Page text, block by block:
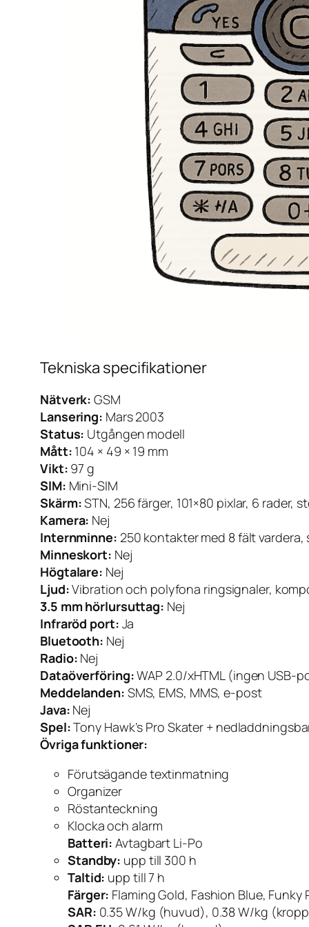
Tekniska specifikationer
Nätverk: GSM
Lansering: Mars 2003
Status: Utgången modell
Mått: 104 × 49 × 19 mm
Vikt: 97 g
SIM: Mini-SIM
Skärm:STN, 256 färger, 101×80 pixlar, 6 rader,
Kamera: Nej
Internminne: 250 kontakter med 8 fält
Minneskort: Nej
Högtalare: Nej
Ljud:Vibration och polyfona ringsignaler,
3.5 mm hörlursuttag: Nej
Infraröd port: Ja
Bluetooth: Nej
Radio: Nej
Dataöverföring:WAP 2.0/xHTML (ingen USB-
Meddelanden: SMS, EMS, MMS, e-post
Java: Nej
Spel:Tony Hawk’s Pro Skater +
Övriga funktioner:
Förutsägande textinmatning
Organizer
Röstanteckning
Klocka och alarm
Batteri: Avtagbart Li-Po
Standby: upp till 300 h
Taltid: upp till 7 h
Färger: Flaming Gold, Fashion Blue, Funky
SAR: 0.35 W/kg (huvud), 0.38 W/kg